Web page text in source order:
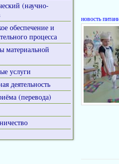
(научно-
обеспечение и
процесса
материальной
услуги
деятельность
(перевода)
новость